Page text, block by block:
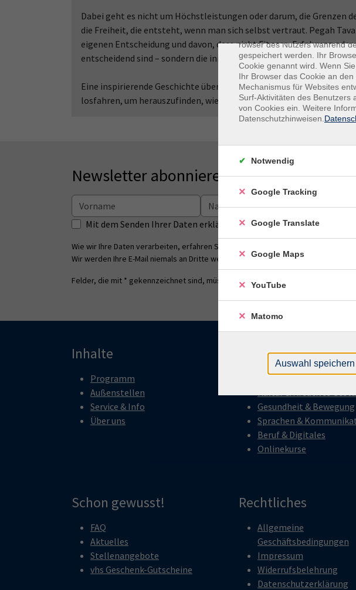
Dabei geht es nicht um Höchstleistungen oder darum, die Grenzen
die Freiheit, die entsteht, wenn man sich selbst vertraut. Pegah
eigenen Entscheidung und davon, dass nicht Fitness, Erfahrung
entscheidend sind – sondern die innere Haltung.
Eine inspirierende Geschichte über Mut, Begegnungen und die
losfahren, um herauszufinden, wie weit man kommen kann.
Newsletter abonnieren
Mit dem Senden Ihrer Daten erklären Sie sich mit der
Wie wir Ihre Daten verarbeiten, erfahren Sie in unseren
Wir werden Ihre E-Mail niemals an Dritte weitergeben.
Felder, die mit * gekennzeichnet sind, müssen ausgefüllt werden.
Inhalte
Programm
Außenstellen
Service & Info
Über uns
Programm
Mensch & Gesellschaft
Kultur & Kreatives
Gesundheit & Bewegung
Sprachen &
Beruf & Digitales
Onlinekurse
Schon gewusst!
FAQ
Aktuelles
Stellenangebote
vhs Geschenk-Gutscheine
Rechtliches
Allgemeine
Geschäftsbedingungen
Impressum
Widerrufsbelehrung
Datenschutzerklärung
Datenschutz
Cookies sind kleine
rowser des Nutzers während
gespeichert werden. Ihr
Cookie genannt wird. Wenn
Ihr Browser das Cookie an
Mechanismus für Websites
Surf-Aktivitäten des Benutzers
von Cookies ein. Weitere
Datenschutzhinweisen.
Notwendig
Google Tracking
Google Translate
Google Maps
YouTube
Matomo
Auswahl speichern